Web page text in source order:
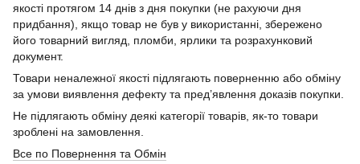
якості протягом 14 днів з дня покупки (не рахуючи дня
придбання), якщо товар не був у використанні, збережено
його товарний вигляд, пломби, ярлики та розрахунковий
документ.
Товари неналежної якості підлягають поверненню або обміну
за умови виявлення дефекту та пред’явлення доказів покупки.
Не підлягають обміну деякі категорії товарів, як-то товари
зроблені на замовлення.
Все по Повернення та Обмін